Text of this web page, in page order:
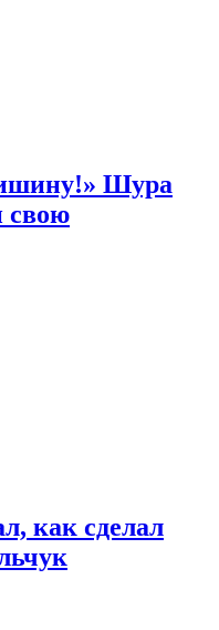
Шура
свою
как сделал